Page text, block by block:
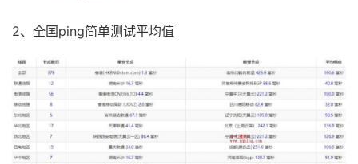
2、全国ping简单测试平均值